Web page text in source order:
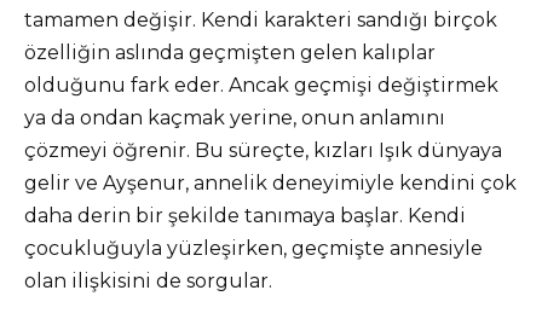
tamamen değişir. Kendi karakteri sandığı birçok
özelliğin aslında geçmişten gelen kalıplar
olduğunu fark eder. Ancak geçmişi değiştirmek
ya da ondan kaçmak yerine, onun anlamını
çözmeyi öğrenir. Bu süreçte, kızları Işık dünyaya
gelir ve Ayşenur, annelik deneyimiyle kendini çok
daha derin bir şekilde tanımaya başlar. Kendi
çocukluğuyla yüzleşirken, geçmişte annesiyle
olan ilişkisini de sorgular.